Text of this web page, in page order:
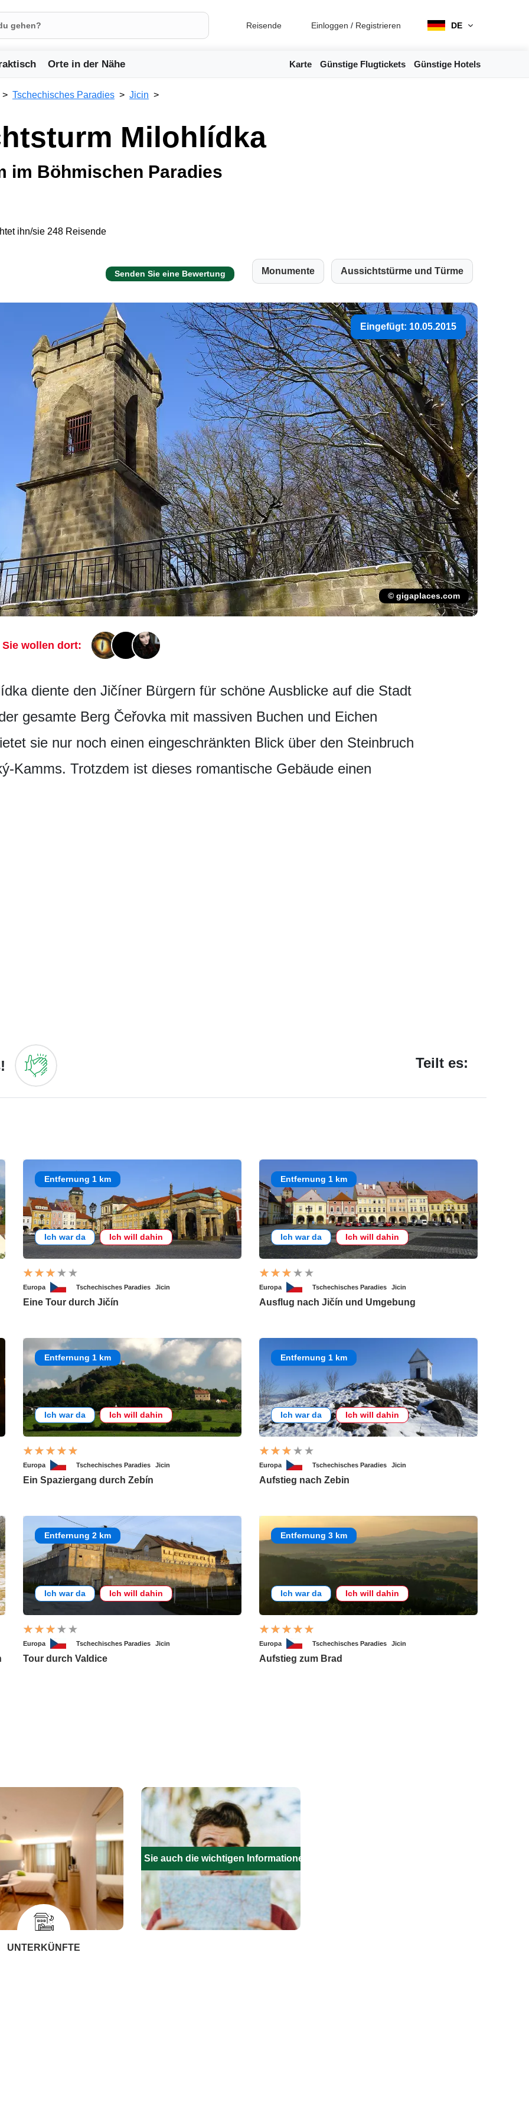
Reisende Einloggen / Registrieren DE
Orte in der Nähe Karte Günstige Flugtickets Günstige Hotels
Tschechisches Paradies Jicin
Milohlídka
im Böhmischen Paradies
ihn/sie 248 Reisende
Senden Sie eine Bewertung Monumente Aussichtstürme und Türme
Eingefügt: 10.05.2015
© gigaplaces.com
Sie wollen dort:
diente den Jičíner Bürgern für schöne Ausblicke auf die Stadt
gesamte Berg Čeřovka mit massiven Buchen und Eichen
sie nur noch einen eingeschränkten Blick über den Steinbruch
Kamms. Trotzdem ist dieses romantische Gebäude einen
Teilt es:
Entfernung 1 km
Ich war da Ich will dahin
Europa Tschechisches Paradies Jicin
Eine Tour durch Jičín
Entfernung 1 km
Ich war da Ich will dahin
Europa Tschechisches Paradies Jicin
Ausflug nach Jičín und Umgebung
Entfernung 1 km
Ich war da Ich will dahin
Europa Tschechisches Paradies Jicin
Ein Spaziergang durch Zebín
Entfernung 1 km
Ich war da Ich will dahin
Europa Tschechisches Paradies Jicin
Aufstieg nach Zebin
Entfernung 2 km
Ich war da Ich will dahin
Europa Tschechisches Paradies Jicin
Tour durch Valdice
Entfernung 3 km
Ich war da Ich will dahin
Europa Tschechisches Paradies Jicin
Aufstieg zum Brad
UNTERKÜNFTE
Füllen Sie auch die wichtigen Informationen aus